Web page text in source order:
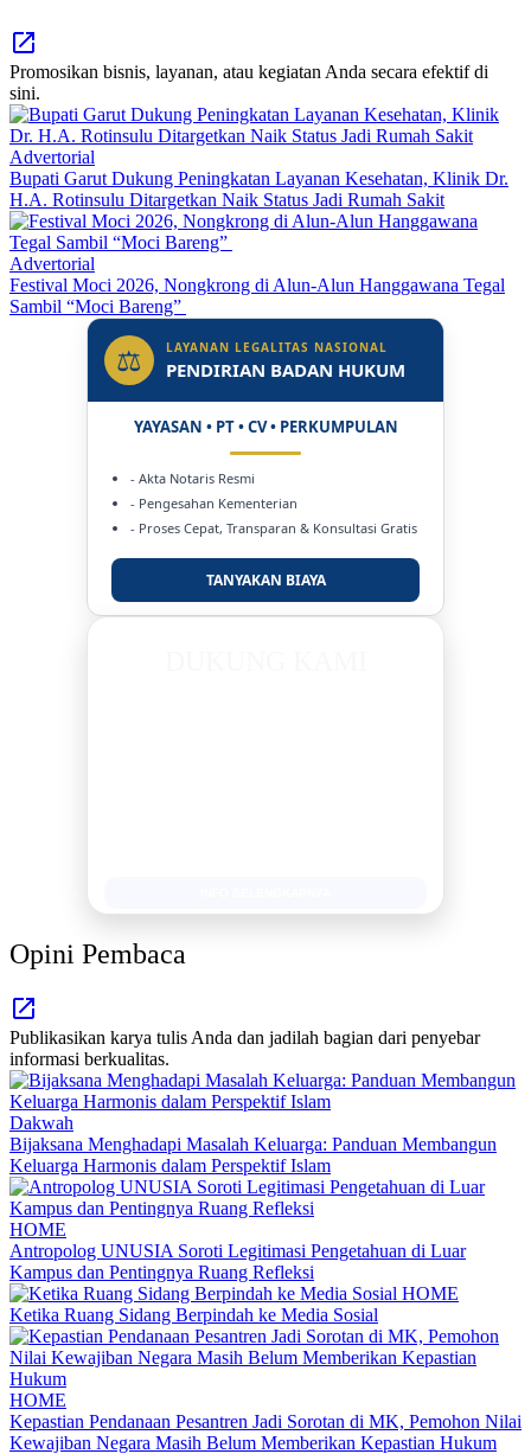
Promosikan bisnis, layanan, atau kegiatan Anda secara efektif di
sini.
Advertorial
Bupati Garut Dukung Peningkatan Layanan Kesehatan, Klinik Dr.
H.A. Rotinsulu Ditargetkan Naik Status Jadi Rumah Sakit
Advertorial
Festival Moci 2026, Nongkrong di Alun-Alun Hanggawana Tegal
Sambil “Moci Bareng”
⚖ LAYANAN LEGALITAS NASIONAL
PENDIRIAN BADAN HUKUM
YAYASAN • PT • CV • PERKUMPULAN
- Akta Notaris Resmi
- Pengesahan Kementerian
- Proses Cepat, Transparan & Konsultasi Gratis
TANYAKAN BIAYA
Opini Pembaca
Publikasikan karya tulis Anda dan jadilah bagian dari penyebar
informasi berkualitas.
Dakwah
Bijaksana Menghadapi Masalah Keluarga: Panduan Membangun
Keluarga Harmonis dalam Perspektif Islam
HOME
Antropolog UNUSIA Soroti Legitimasi Pengetahuan di Luar
Kampus dan Pentingnya Ruang Refleksi
HOME
Ketika Ruang Sidang Berpindah ke Media Sosial
HOME
Kepastian Pendanaan Pesantren Jadi Sorotan di MK, Pemohon Nilai
Kewajiban Negara Masih Belum Memberikan Kepastian Hukum